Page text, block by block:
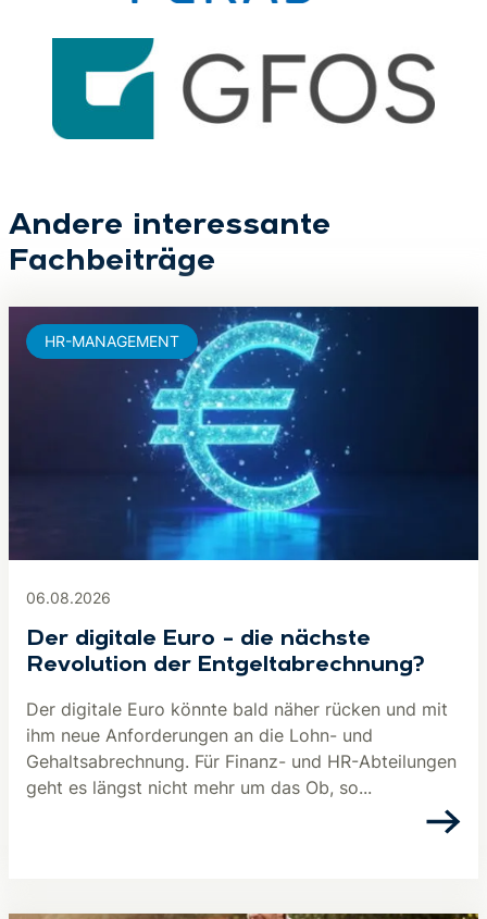
Andere interessante
Fachbeiträge
06.08.2026
Der digitale Euro – die nächste
Revolution der Entgeltabrechnung?
Der digitale Euro könnte bald näher rücken und mit
ihm neue Anforderungen an die Lohn- und
Gehaltsabrechnung. Für Finanz- und HR-Abteilungen
geht es längst nicht mehr um das Ob, so...
HR-MANAGEMENT